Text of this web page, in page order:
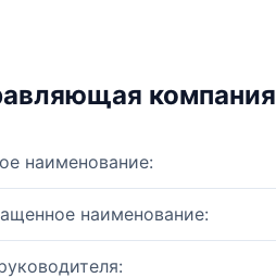
компания
наименование:
наименование: